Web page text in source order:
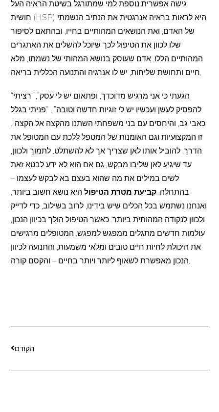
גישה אפשרית נוספת למי שמתורגל בשיטת הראיה העל
חושית (HSP) היא לראות בראיה אנרגטית את הנתיב הנשמתי
של האדם, ואת הנושאים המהותיים בחייו, ובהתאם לסיפור
שלו לכוון את הטיפול לכך שיוכל להשלים את האתגרים
המהותיים הללו. אדם שעוסק בנושא המהותי של נשמתו, מלא
חיים ותחושת שליחות, יש לו אנרגיה והתנועה הכללית בריאה.
“הגעתי כי אני מרגיש מדוכדך, ופתאום יש לי עסק”, “רציתי
להפסיק לעשן ועכשיו יש לי זוגיות חדשה וטובה” , “פניתי בגלל
כאבי גב, והיחסים עם בני משפחתי השתנו מהקצה אל הקצה”.
זו המקצועיות וגם האומנות של המטפל ללכת עם המטופל את
הדרך, להוביל אותו לאן שצריך אך לא להשתלט. לתמוך ולכוון,
עד שיגיע לאן שליבו מבקש, גם אם הוא לא ידע לבטא זאת
לשים במילים את מה שהוא בעצם בא לבקש לעצמו –
בהתחלה. קביעת מטרת הטיפולהיא נושא חשוב ביותר,
ואנחנו נשתמש בכל הכלים שיש בידינו, לרוב בשילוב, כדי לדייק
ולכוון לנקודה המהותית ביותר. כאשר הטיפול הולך בכיוון הנכון,
עולמות חדשים מתגלים ממפגש למפגש. המטופלים מרגישים
את היכולת לחיות חיים טובים ומלאי משמעות, והתנועה לכיוון
הנכון מאפשרת לשאוף ליותר ויותר בחיים – והקסם קורה.
הקודם